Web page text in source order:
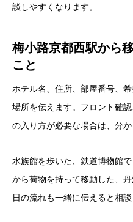
談しやすくなります。
梅小路京都西駅から
こと
ホテル名、住所、部屋番号、
場所を伝えます。フロント確
の入り方が必要な場合は、分
水族館を歩いた、鉄道博物館
から荷物を持って移動した、
日の流れも一緒に伝えると相談